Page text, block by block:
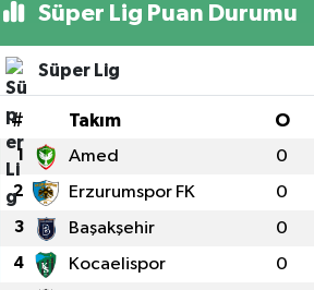
Süper Lig Puan Durumu
Süper Lig
# Takım O
1 Amed 0
2 Erzurumspor FK 0
3 Başakşehir 0
4 Kocaelispor 0